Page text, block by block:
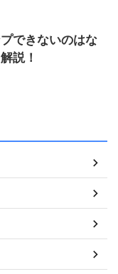
できないのはな
説！